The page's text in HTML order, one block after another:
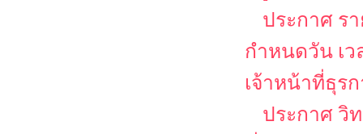
ประกาศ ร
กำหนดวัน เ
เจ้าหน้าที่ธุร
ประกาศ วิ